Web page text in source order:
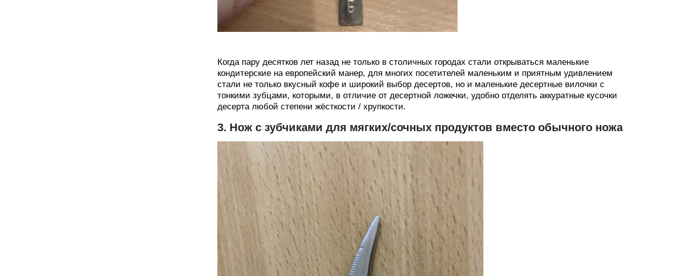
Когда пару десятков лет назад не только в столичных городах стали открываться маленькие
кондитерские на европейский манер, для многих посетителей маленьким и приятным удивлением
стали не только вкусный кофе и широкий выбор десертов, но и маленькие десертные вилочки с
тонкими зубцами, которыми, в отличие от десертной ложечки, удобно отделять аккуратные кусочки
десерта любой степени жёсткости / хрупкости.
3. Нож с зубчиками для мягких/сочных продуктов вместо обычного ножа